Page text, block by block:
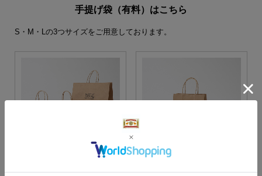
手提げ袋（有料）はこちら
S・M・Lの3つサイズをご用意しております。